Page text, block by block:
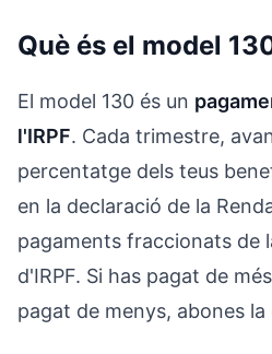
Què és el model
El model 130 és un
l'IRPF. Cada trimestre,
percentatge dels teus
en la declaració de la
pagaments fraccionats de
d'IRPF. Si has pagat de
pagat de menys, abones